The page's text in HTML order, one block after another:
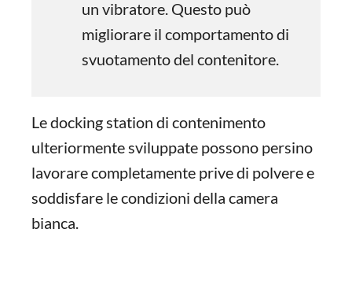
un vibratore. Questo può
migliorare il comportamento di
svuotamento del contenitore.
Le docking station di contenimento
ulteriormente sviluppate possono persino
lavorare completamente prive di polvere e
soddisfare le condizioni della camera
bianca.